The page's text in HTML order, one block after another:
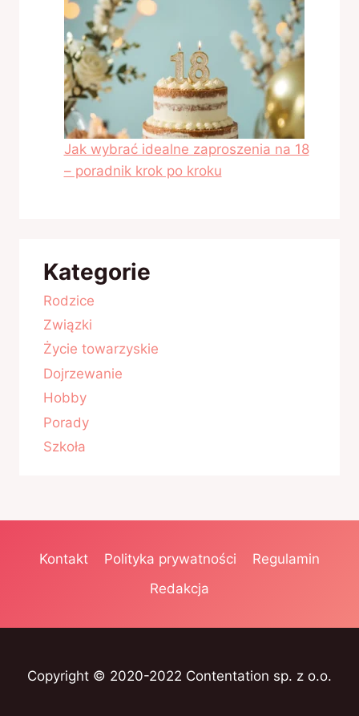
Jak wybrać idealne zaproszenia na 18
– poradnik krok po kroku
Kategorie
Rodzice
Związki
Życie towarzyskie
Dojrzewanie
Hobby
Porady
Szkoła
Kontakt Polityka prywatności
Regulamin
Redakcja
Copyright © 2020-2022 Contentation sp. z o.o.